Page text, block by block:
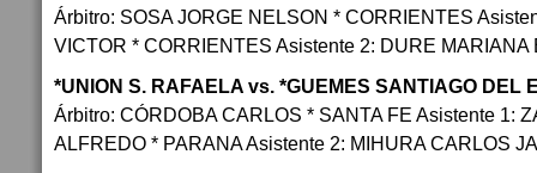
Árbitro: SOSA JORGE NELSON * CORRIENTES
VICTOR * CORRIENTES Asistente 2: DURE
*UNION S. RAFAELA vs. *GUEMES SANTIAGO DEL
Árbitro: CÓRDOBA CARLOS * SANTA FE Asistente 1:
ALFREDO * PARANA Asistente 2: MIHURA CARLOS